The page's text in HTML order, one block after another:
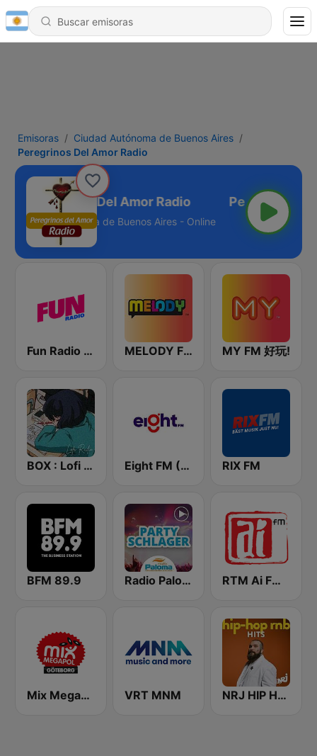
Emisoras
Ciudad Autónoma de Buenos Aires
Peregrinos Del Amor Radio
Peregrinos Del Amor Radio
Ciudad Autónoma de Buenos Aires - Online
Fun Radio FRANCE MELODY FM MY FM 好玩!
BOX : Lofi Radio Eight FM (One FM 881) RIX FM
BFM 89.9 Radio Paloma Partyschlager RTM Ai FM 89.3
Mix Megapol Göteborg VRT MNM NRJ HIP HOP RNB HITS